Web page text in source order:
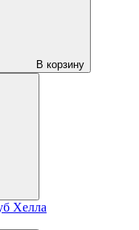
В корзину